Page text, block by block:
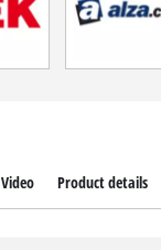
Video Product details